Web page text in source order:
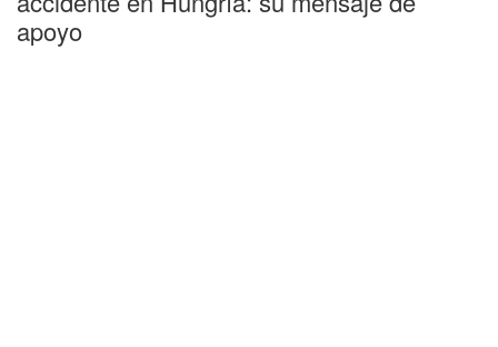
apoyo